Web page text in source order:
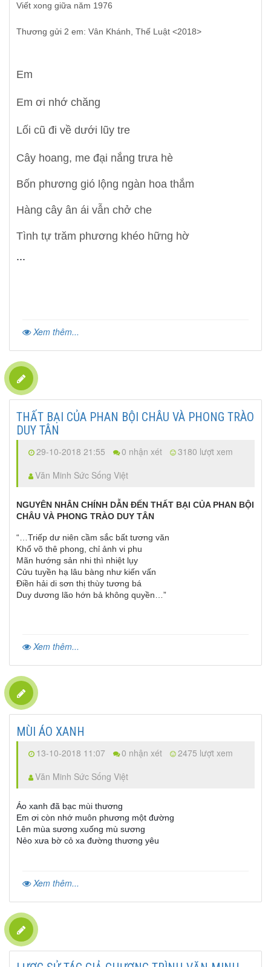
Viết xong giữa năm 1976
Thương gửi 2 em: Vân Khánh, Thế Luật <2018>
Em
Em ơi nhớ chăng
Lối cũ đi về dưới lũy tre
Cây hoang, me đại nắng trưa hè
Bốn phương gió lộng ngàn hoa thắm
Hàng cây ân ái vẫn chở che
Tình tự trăm phương khéo hững hờ
Xem thêm...
THẤT BẠI CỦA PHAN BỘI CHÂU VÀ PHONG TRÀO
DUY TÂN
29-10-2018 21:55 0 nhận xét
3180 lượt xem
Văn Minh Sức Sống Việt
NGUYÊN NHÂN CHÍNH DẪN ĐẾN THẤT BẠI CỦA PHAN BỘI
CHÂUVÀ PHONG TRÀO DUY TÂN
“…Triếp dư niên cầm sắc bất tương văn
Khổ võ thê phong, chỉ ảnh vi phu
Mãn hướng sản nhi thì nhiệt lụy
Cửu tuyền hạ lâu bàng như kiến vấn
Điền hải di sơn thị thùy tương bá
Duy dương lão hớn bả không quyền…”
Xem thêm...
MÙI ÁO XANH
13-10-2018 11:07 0 nhận xét
2475 lượt xem
Văn Minh Sức Sống Việt
Áo xanh đã bạc mùi thương
Em ơi còn nhớ muôn phương một đường
Lên mùa sương xuống mù sương
Nẻo xưa bờ cỏ xa đường thương yêu
Xem thêm...